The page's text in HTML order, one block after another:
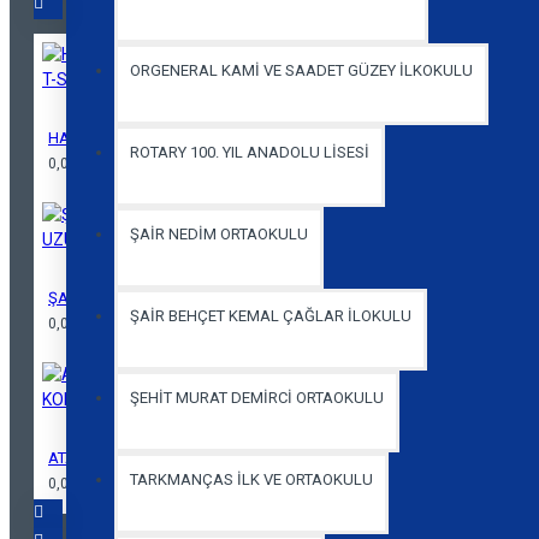
ORGENERAL KAMİ VE SAADET GÜZEY İLKOKULU
ROTARY 100. YIL ANADOLU LİSESİ
ŞAİR NEDİM ORTAOKULU
ŞAİR BEHÇET KEMAL ÇAĞLAR İLOKULU
ŞEHİT MURAT DEMİRCİ ORTAOKULU
TARKMANÇAS İLK VE ORTAOKULU
HASAN ALİ YÜCEL ORTAOKULU KISA KOL KIRMIZI BASİC T-SHİRT
0,00 TL
ŞAİR BEHÇET KEMAL ÇAĞLAR İLKOKULU POLO BEYAZ UZUN KOL T-
0,00 TL
ATA KOLEJİ İLKOKUL KIRMIZI POLO YAKA T-SHIRT KISA KOL
0,00 TL